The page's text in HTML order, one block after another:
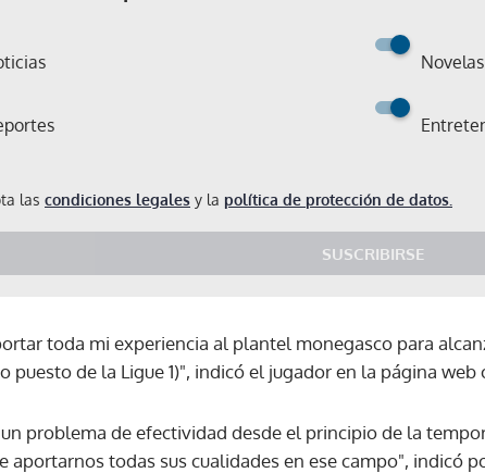
Novelas
las condiciones legales y la política de protección de datos.
SUSCRIBIRSE
toda mi experiencia al plantel monegasco para
puesto de la Ligue 1)", indicó el jugador en la página web
problema de efectividad desde el principio de la
aportarnos todas sus cualidades en ese campo", indicó